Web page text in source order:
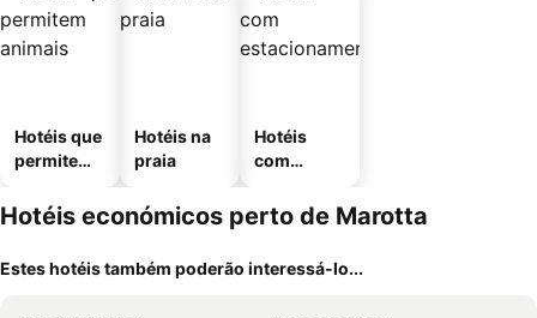
Hotéis que
permitem
Hotéis na
praia
Hotéis
com
mento
Hotéis económicos perto de Marotta
Estes hotéis também poderão interessá-lo...